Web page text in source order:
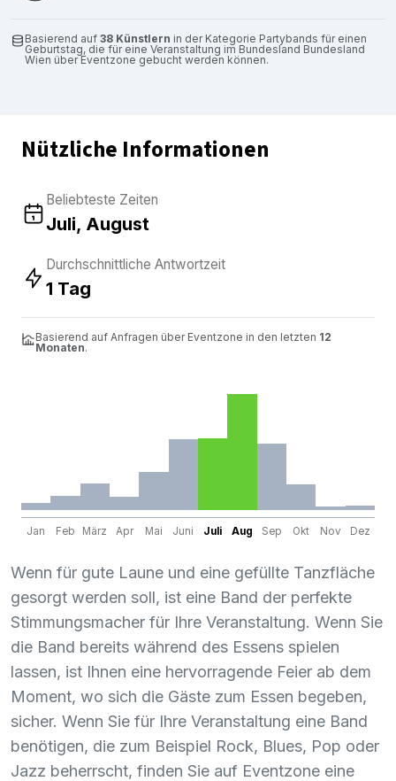
Basierend auf 38 Künstlern in der Kategorie Partybands für einen
Geburtstag, die für eine Veranstaltung im Bundesland Bundesland
Wien über Eventzone gebucht werden können.
Nützliche Informationen
Beliebteste Zeiten
Juli, August
Durchschnittliche Antwortzeit
1 Tag
Basierend auf Anfragen über Eventzone in den letzten 12
Monaten.
Jan Feb März Apr Mai Juni Juli Aug Sep Okt Nov Dez
Wenn für gute Laune und eine gefüllte Tanzfläche
gesorgt werden soll, ist eine Band der perfekte
Stimmungsmacher für Ihre Veranstaltung. Wenn Sie
die Band bereits während des Essens spielen
lassen, ist Ihnen eine hervorragende Feier ab dem
Moment, wo sich die Gäste zum Essen begeben,
sicher. Wenn Sie für Ihre Veranstaltung eine Band
benötigen, die zum Beispiel Rock, Blues, Pop oder
Jazz beherrscht, finden Sie auf Eventzone eine